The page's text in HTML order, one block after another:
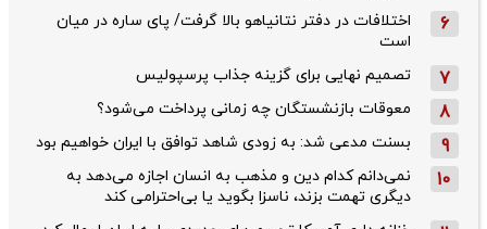
6
اختلافات در دفتر نتانیاهو بالا گرفت/ پای ساره در میان
است
7 تصمیم نهایی برای گزینه جذاب پرسپولیس
8 معوقات بازنشستگان چه زمانی پرداخت می‌شود؟
9 بسنت مدعی شد: به زودی شاهد توافق با ایران خواهیم بود
10
نمی‌دانم کدام دین و مذهب به انسان اجازه می‌دهد به
دیگری تهمت بزند، ناسزا بگوید یا بی‌احترامی کند